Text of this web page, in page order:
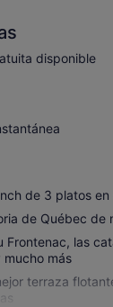
disponible
de 3 platos en
de Québec de
Frontenac, las
más
terraza